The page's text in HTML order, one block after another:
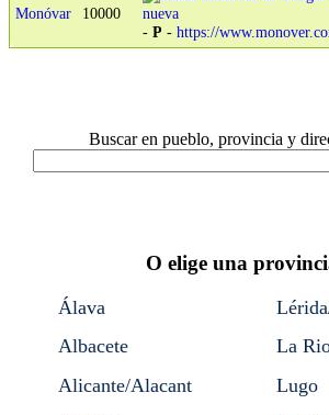
Monóvar
10000
- P - https://
Buscar en pueblo, provincia y
O elige una
Álava
Albacete
Alicante/Alacant
La
Lugo